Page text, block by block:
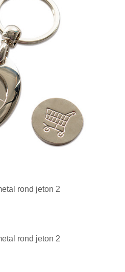
rond jeton 2
rond jeton 2